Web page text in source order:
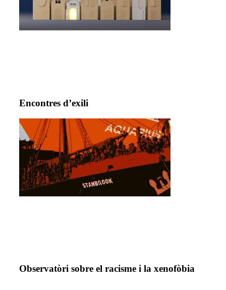
Encontres d’exili
Observatòri sobre el racisme i la xenofòbia